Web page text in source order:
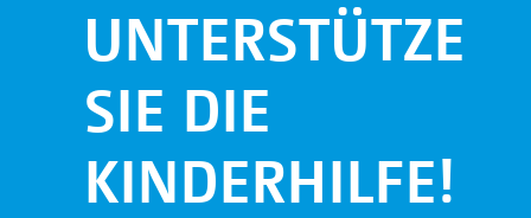
UNTERSTÜTZEN
SIE DIE
KINDERHILFE!